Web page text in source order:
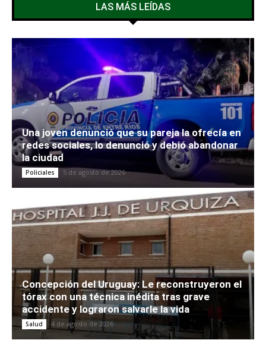
LAS MÁS LEÍDAS
Una joven denunció que su pareja la ofrecía en
redes sociales, lo denunció y debió abandonar
la ciudad
Policiales 5 de agosto de 2026
Concepción del Uruguay: Le reconstruyeron el
tórax con una técnica inédita tras grave
accidente y lograron salvarle la vida
Salud 4 de agosto de 2026